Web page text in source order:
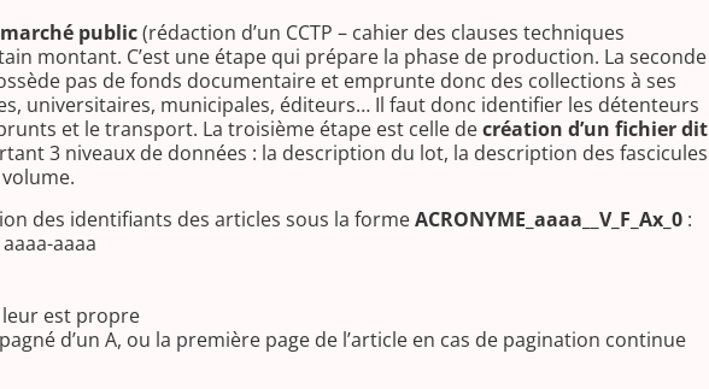
public(rédaction d’un CCTP – cahier des clauses techniques
montant. C’est une étape qui prépare la phase de production. La seconde
pas de fonds documentaire et emprunte donc des collections à ses
universitaires, municipales, éditeurs… Il faut donc identifier les détenteurs
et le transport. La troisième étape est celle decréation d’un fichier dit
3 niveaux de données : la description du lot, la description des fascicules
des identifiants des articles sous la formeACRONYME_aaaa__V_F_Ax_0 :
aaaa
est propre
d’un A, ou la première page de l’article en cas de pagination continue